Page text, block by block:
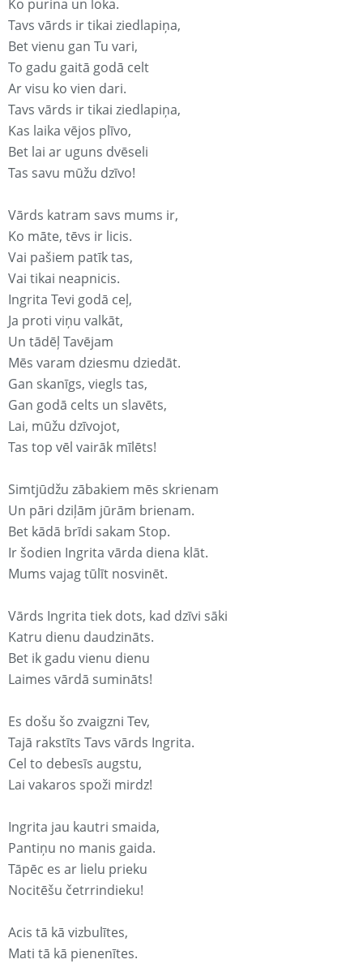
Ko purina un loka.
Tavs vārds ir tikai ziedlapiņa,
Bet vienu gan Tu vari,
To gadu gaitā godā celt
Ar visu ko vien dari.
Tavs vārds ir tikai ziedlapiņa,
Kas laika vējos plīvo,
Bet lai ar uguns dvēseli
Tas savu mūžu dzīvo!
Vārds katram savs mums ir,
Ko māte, tēvs ir licis.
Vai pašiem patīk tas,
Vai tikai neapnicis.
Ingrita Tevi godā ceļ,
Ja proti viņu valkāt,
Un tādēļ Tavējam
Mēs varam dziesmu dziedāt.
Gan skanīgs, viegls tas,
Gan godā celts un slavēts,
Lai, mūžu dzīvojot,
Tas top vēl vairāk mīlēts!
Simtjūdžu zābakiem mēs skrienam
Un pāri dziļām jūrām brienam.
Bet kādā brīdi sakam Stop.
Ir šodien Ingrita vārda diena klāt.
Mums vajag tūlīt nosvinēt.
Vārds Ingrita tiek dots, kad dzīvi sāki
Katru dienu daudzināts.
Bet ik gadu vienu dienu
Laimes vārdā sumināts!
Es došu šo zvaigzni Tev,
Tajā rakstīts Tavs vārds Ingrita.
Cel to debesīs augstu,
Lai vakaros spoži mirdz!
Ingrita jau kautri smaida,
Pantiņu no manis gaida.
Tāpēc es ar lielu prieku
Nocitēšu četrrindieku!
Acis tā kā vizbulītes,
Mati tā kā pienenītes.